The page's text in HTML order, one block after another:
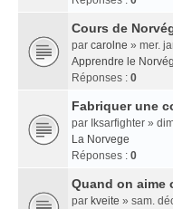
Cours de
par carolne » mer.
Apprendre le
Réponses : 0
Fabriquer une
par Iksarfighter »
La Norvege
Réponses : 0
Quand on aime
par kveite » sam.